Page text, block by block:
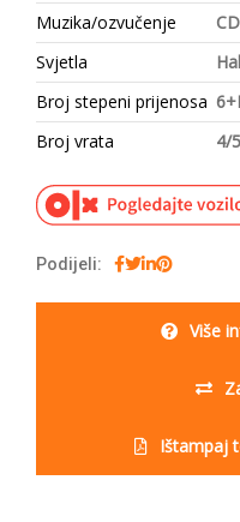
Muzika/ozvučenje
Svjetla
Broj stepeni prijenosa
Broj vrata
4/5
Podijeli:
Više
Ištampaj